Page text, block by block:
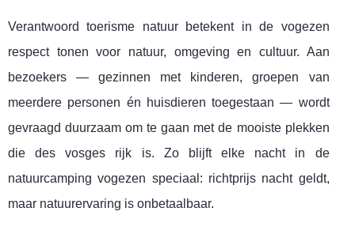
Verantwoord toerisme natuur betekent in de vogezen
respect tonen voor natuur, omgeving en cultuur. Aan
bezoekers — gezinnen met kinderen, groepen van
meerdere personen én huisdieren toegestaan — wordt
gevraagd duurzaam om te gaan met de mooiste plekken
die des vosges rijk is. Zo blijft elke nacht in de
natuurcamping vogezen speciaal: richtprijs nacht geldt,
maar natuurervaring is onbetaalbaar.